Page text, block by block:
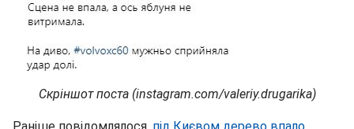
Скріншот поста (instagram.com/valeriy.drugarika)